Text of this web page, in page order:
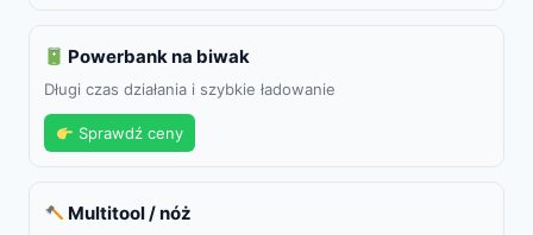
Powerbank na biwak
Długi czas działania i szybkie ładowanie
Sprawdź ceny
Multitool / nóż